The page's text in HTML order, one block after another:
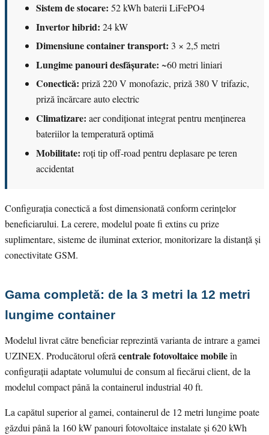
Sistem de stocare: 52 kWh baterii LiFePO4
Invertor hibrid: 24 kW
Dimensiune container transport: 3 × 2,5 metri
Lungime panouri desfășurate: ~60 metri liniari
Conectică: priză 220 V monofazic, priză 380 V trifazic,
priză încărcare auto electric
Climatizare: aer condiționat integrat pentru menținerea
bateriilor la temperatură optimă
Mobilitate: roți tip off-road pentru deplasare pe teren
accidentat
Configurația conectică a fost dimensionată conform cerințelor
beneficiarului. La cerere, modelul poate fi extins cu prize
suplimentare, sisteme de iluminat exterior, monitorizare la distanță și
conectivitate GSM.
Gama completă: de la 3 metri la 12 metri
lungime container
Modelul livrat către beneficiar reprezintă varianta de intrare a gamei
UZINEX. Producătorul oferăcentrale fotovoltaice mobileîn
configurații adaptate volumului de consum al fiecărui client, de la
modelul compact până la containerul industrial 40 ft.
La capătul superior al gamei, containerul de 12 metri lungime poate
găzdui până la 160 kW panouri fotovoltaice instalate și 620 kWh